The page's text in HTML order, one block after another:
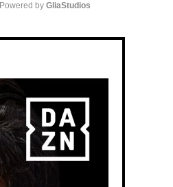
Powered by GliaStudios